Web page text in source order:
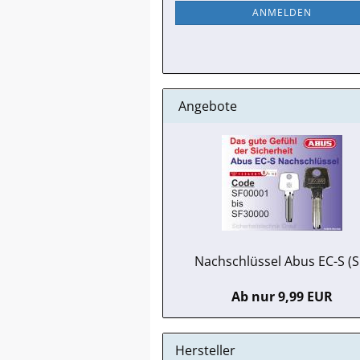
ANMELDUNGANMELDEN
Angebote
Nachschlüssel Abus EC-S
Ab nur 9,99 EUR
Hersteller